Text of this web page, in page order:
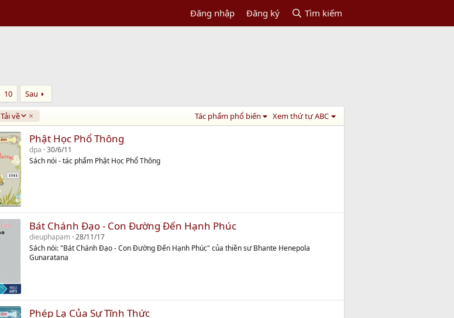
Đăng nhập Đăng ký Tìm kiếm
10 Sau
Tải về Tác phẩm phổ biến Xem thứ tự ABC
Phật Học Phổ Thông
dpa 30/6/11
Sách nói - tác phẩm Phật Học Phổ Thông
Bát Chánh Đạo - Con Đường Đến Hạnh Phúc
dieuphapam 28/11/17
Sách nói: "Bát Chánh Đạo - Con Đường Đến Hạnh Phúc" của thiền sư Bhante Henepola
Gunaratana
Phép Lạ Của Sự Tĩnh Thức